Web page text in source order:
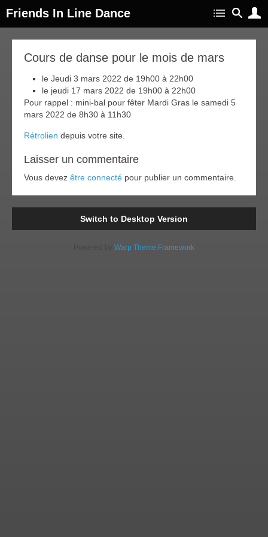
Friends In Line Dance
Cours de danse pour le mois de mars
le Jeudi 3 mars 2022 de 19h00 à 22h00
le jeudi 17 mars 2022 de 19h00 à 22h00
Pour rappel : mini-bal pour fêter Mardi Gras le samedi 5
mars 2022 de 8h30 à 11h30
Rétrolien depuis votre site.
Laisser un commentaire
Vous devez être connecté pour publier un commentaire.
Switch to Desktop Version
Warp Theme Framework